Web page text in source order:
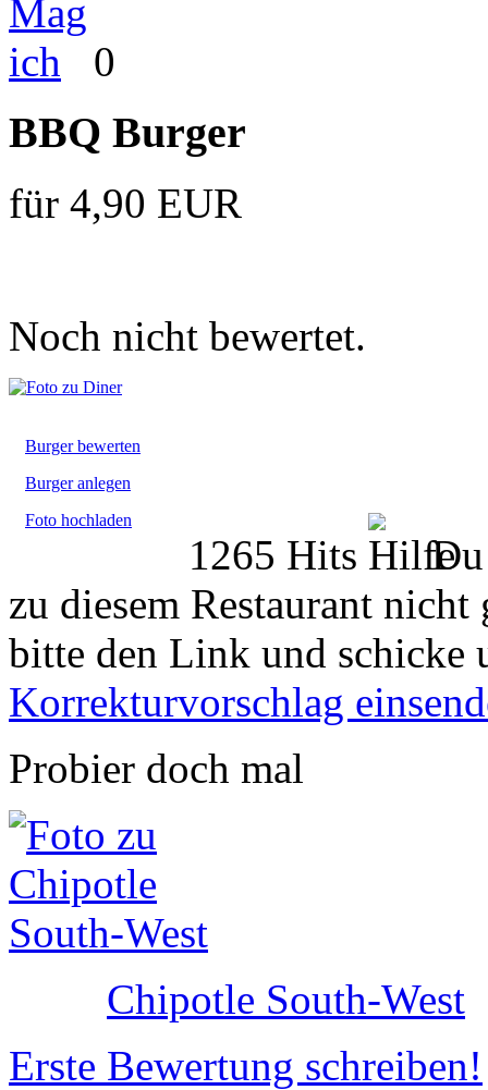
0
BBQ Burger
für 4,90 EUR
Noch nicht bewertet.
Burger bewerten
Burger anlegen
Foto hochladen
1265 Hits
zu diesem Restaurant
bitte den Link und schicke
Korrekturvorschlag
Probier doch mal
Chipotle South-West
Erste Bewertung schreiben!